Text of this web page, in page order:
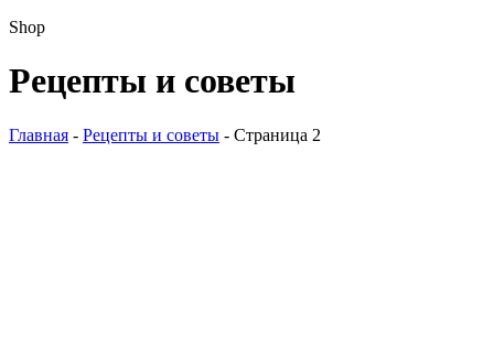
Shop
Рецепты и советы
Главная - Рецепты и советы - Страница 2